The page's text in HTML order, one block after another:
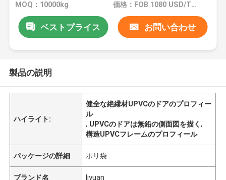
MOQ：10000kg 価格：FOB 1080 USD/TON
ベストプライス お問い合わせ
製品の説明
ハイライト:
健全な絶縁材UPVCのドアのプロフィー
ル
, UPVCのドアは無鉛の側面図を描く,
構造UPVCフレームのプロフィール
パッケージの詳細 ポリ袋
ブランド名 liyuan